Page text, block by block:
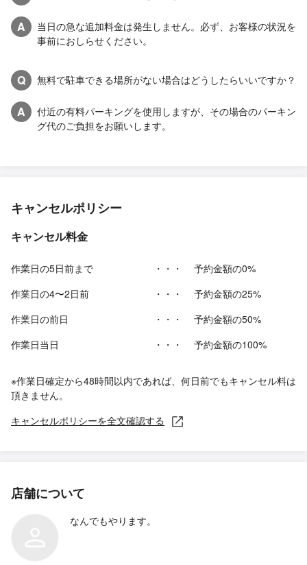
A
当日の急な追加料金は発生しません。必ず、お客様の状況を
事前におしらせください。
Q 無料で駐車できる場所がない場合はどうしたらいいですか？
A
付近の有料パーキングを使用しますが、その場合のパーキン
グ代のご負担をお願いします。
キャンセルポリシー
キャンセル料金
作業日の5日前まで ・・・
予約金額の0%
作業日の4〜2日前
・・・
予約金額の25%
作業日の前日
・・・
予約金額の50%
作業日当日
・・・ 予約金額の100%
※作業日確定から48時間以内であれば、何日前でもキャンセル料は
頂きません。
キャンセルポリシーを全文確認する
店舗について
なんでもやります。